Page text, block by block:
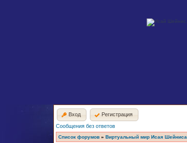
Вход Регистрация
Сообщения без ответов
Список форумов » Виртуальный мир Исая Шейниса